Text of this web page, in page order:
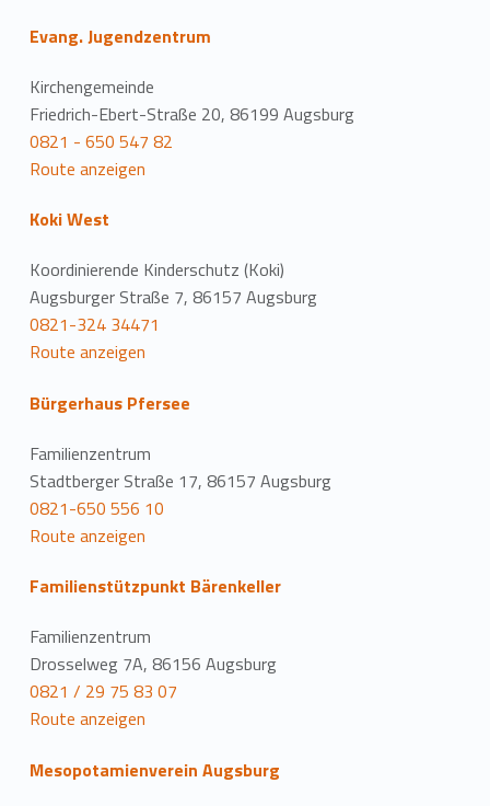
Evang. Jugendzentrum
Kirchengemeinde
Friedrich-Ebert-Straße 20, 86199 Augsburg
0821 - 650 547 82
Route anzeigen
Koki West
Koordinierende Kinderschutz (Koki)
Augsburger Straße 7, 86157 Augsburg
0821-324 34471
Route anzeigen
Bürgerhaus Pfersee
Familienzentrum
Stadtberger Straße 17, 86157 Augsburg
0821-650 556 10
Route anzeigen
Familienstützpunkt Bärenkeller
Familienzentrum
Drosselweg 7A, 86156 Augsburg
0821 / 29 75 83 07
Route anzeigen
Mesopotamienverein Augsburg